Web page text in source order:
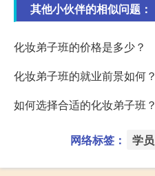
其他小伙伴的相似问题：
化妆弟子班的价格是多少？
化妆弟子班的就业前景如何？
如何选择合适的化妆弟子班？
网络标签： 学员